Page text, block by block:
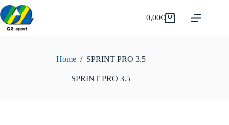
Salta
al
contenuto
Carrello
0,00€
Home / SPRINT PRO 3.5
SPRINT PRO 3.5